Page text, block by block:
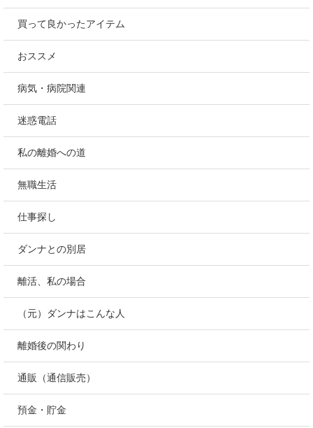
買って良かったアイテム
おススメ
病気・病院関連
迷惑電話
私の離婚への道
無職生活
仕事探し
ダンナとの別居
離活、私の場合
（元）ダンナはこんな人
離婚後の関わり
通販（通信販売）
預金・貯金